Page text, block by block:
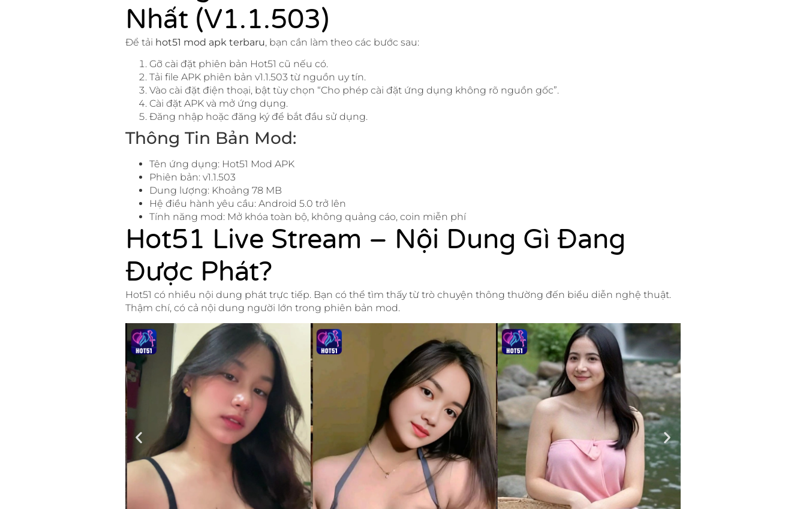
Nhất (v1.1.503)
Để tải hot51 mod apk terbaru, bạn cần làm theo các bước sau:
Gỡ cài đặt phiên bản Hot51 cũ nếu có.
Tải file APK phiên bản v1.1.503 từ nguồn uy tín.
Vào cài đặt điện thoại, bật tùy chọn “Cho phép cài đặt ứng dụng không rõ nguồn gốc”.
Cài đặt APK và mở ứng dụng.
Đăng nhập hoặc đăng ký để bắt đầu sử dụng.
Thông Tin Bản Mod:
Tên ứng dụng: Hot51 Mod APK
Phiên bản: v1.1.503
Dung lượng: Khoảng 78 MB
Hệ điều hành yêu cầu: Android 5.0 trở lên
Tính năng mod: Mở khóa toàn bộ, không quảng cáo, coin miễn phí
Hot51 Live Stream – Nội Dung Gì Đang
Được Phát?
Hot51 có nhiều nội dung phát trực tiếp. Bạn có thể tìm thấy từ trò chuyện thông thường đến biểu diễn nghệ thuật.
Thậm chí, có cả nội dung người lớn trong phiên bản mod.